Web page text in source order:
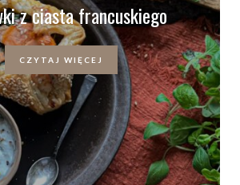
z ciasta francuskiego
CZYTAJ WIĘCEJ